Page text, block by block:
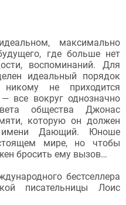
максимально
где больше нет
воспоминаний. Для
идеальный порядок
не приходится
все вокруг однозначно
общества Джонас
которую он должен
Дающий. Юноше
мире, но чтобы
бросить ему вызов…
бестселлера
писательницы Лоис